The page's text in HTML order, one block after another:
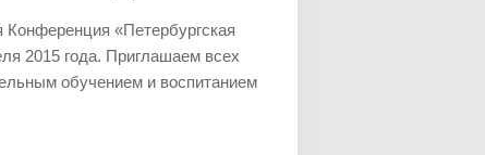
«Петербургская
2015 года. Приглашаем всех
обучением и воспитанием